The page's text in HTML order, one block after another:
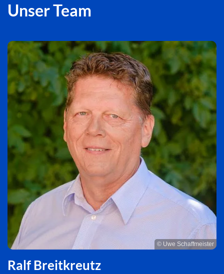
Unser Team
© Uwe Schaffmeister
Ralf Breitkreutz